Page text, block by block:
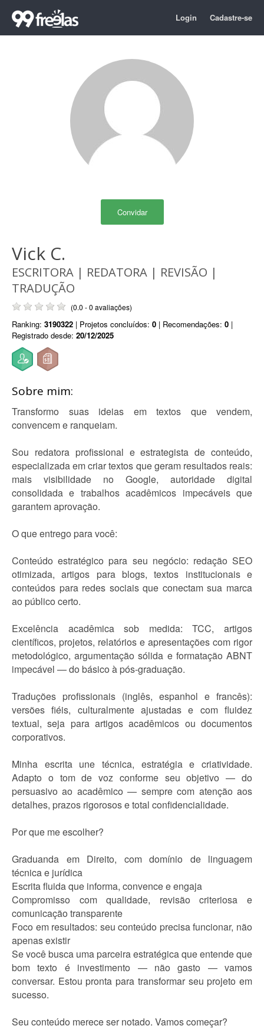
Login Cadastre-se
Convidar
Vick C.
ESCRITORA | REDATORA | REVISÃO |
TRADUÇÃO
(0.0 - 0 avaliações)
Ranking: 3190322 | Projetos concluídos: 0 | Recomendações: 0 |
Registrado desde: 20/12/2025
Sobre mim:
Transformo suas ideias em textos que vendem,
convencem e ranqueiam.
Sou redatora profissional e estrategista de conteúdo,
especializada em criar textos que geram resultados reais:
mais visibilidade no Google, autoridade digital
consolidada e trabalhos acadêmicos impecáveis que
garantem aprovação.
O que entrego para você:
Conteúdo estratégico para seu negócio: redação SEO
otimizada, artigos para blogs, textos institucionais e
conteúdos para redes sociais que conectam sua marca
ao público certo.
Excelência acadêmica sob medida: TCC, artigos
científicos, projetos, relatórios e apresentações com rigor
metodológico, argumentação sólida e formatação ABNT
impecável — do básico à pós-graduação.
Traduções profissionais (inglês, espanhol e francês):
versões fiéis, culturalmente ajustadas e com fluidez
textual, seja para artigos acadêmicos ou documentos
corporativos.
Minha escrita une técnica, estratégia e criatividade.
Adapto o tom de voz conforme seu objetivo — do
persuasivo ao acadêmico — sempre com atenção aos
detalhes, prazos rigorosos e total confidencialidade.
Por que me escolher?
Graduanda em Direito, com domínio de linguagem
técnica e jurídica
Escrita fluida que informa, convence e engaja
Compromisso com qualidade, revisão criteriosa e
comunicação transparente
Foco em resultados: seu conteúdo precisa funcionar, não
apenas existir
Se você busca uma parceira estratégica que entende que
bom texto é investimento — não gasto — vamos
conversar. Estou pronta para transformar seu projeto em
sucesso.
Seu conteúdo merece ser notado. Vamos começar?